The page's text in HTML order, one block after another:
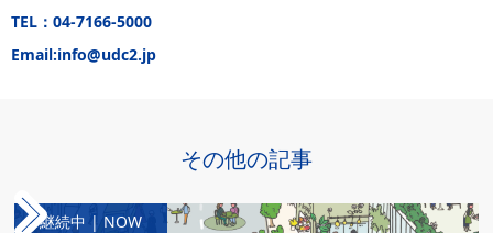
TEL：04‐7166‐5000
Email:info@udc2.jp
その他の記事
継続中 | NOW